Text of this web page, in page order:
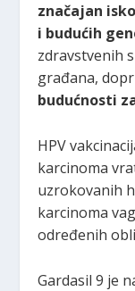
značajan
i budućih
zdravstvenih
građana,
budućnosti
HPV
karcinoma
uzrokovanih
karcinoma
određenih
Gardasil 9 je